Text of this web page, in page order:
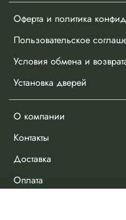
Оферта и политика
Пользовательское
Условия обмена и
Установка дверей
О компании
Контакты
Доставка
Оплата